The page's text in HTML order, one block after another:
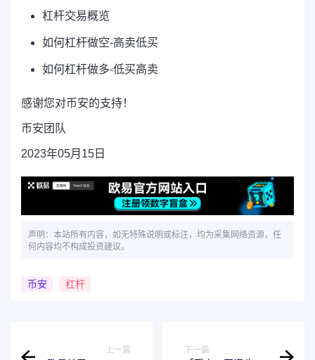
杠杆交易概览
如何杠杆做空-高卖低买
如何杠杆做多-低买高卖
感谢您对币安的支持！
币安团队
2023年05月15日
声明：本站所有内容，如无特殊说明或标注，均为采集网络资源，任
何内容均不构成投资建议。
币安 杠杆
上一篇 下一篇